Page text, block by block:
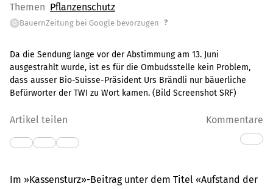
Themen Pflanzenschutz
G BauernZeitung bei Google bevorzugen ?
Da die Sendung lange vor der Abstimmung am 13. Juni
ausgestrahlt wurde, ist es für die Ombudsstelle kein Problem,
dass ausser Bio-Suisse-Präsident Urs Brändli nur bäuerliche
Befürworter der TWI zu Wort kamen. (Bild Screenshot SRF)
Artikel teilen Kommentare
Im »Kassensturz»-Beitrag unter dem Titel «Aufstand der